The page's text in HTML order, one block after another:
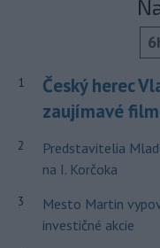
1
Český herec
zaujímavé
2
Predstavitelia
na I. Korčoka
3
Mesto Martin
investičné akcie